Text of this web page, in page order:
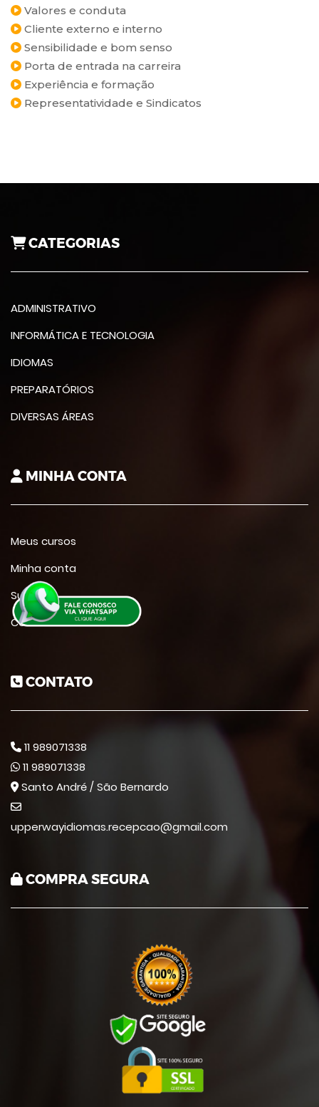
Valores e conduta
Cliente externo e interno
Sensibilidade e bom senso
Porta de entrada na carreira
Experiência e formação
Representatividade e Sindicatos
CATEGORIAS
ADMINISTRATIVO
INFORMÁTICA E TECNOLOGIA
IDIOMAS
PREPARATÓRIOS
DIVERSAS ÁREAS
MINHA CONTA
Meus cursos
Minha conta
Suporte
Contato
CONTATO
11 989071338
11 989071338
Santo André / São Bernardo
upperwayidiomas.recepcao@gmail.com
COMPRA SEGURA